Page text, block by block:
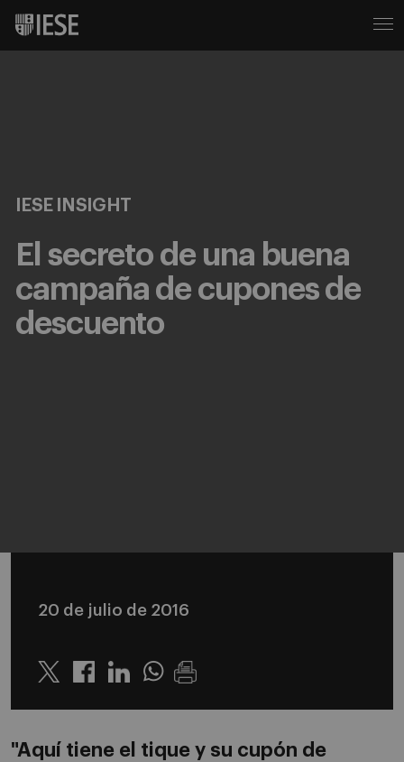
IESE INSIGHT
El secreto de una buena
campaña de cupones de
descuento
20 de julio de 2016
Twitter LinkedinWhatsapp
"Aquí tiene el tique y su cupón de